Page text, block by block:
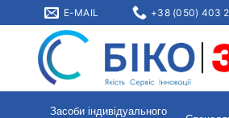
E-MAIL +38 (050) 403
Засоби індивідуального